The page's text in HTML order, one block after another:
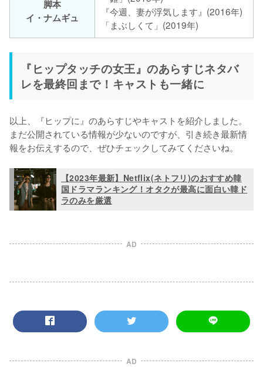
脚本
イ・ナムギュ
『今週、妻が浮気します』(2016年)
「まぶしくて」(2019年)
『ヒップタッチの女王』のあらすじネタバ
レを最終回まで！キャストも一緒に
以上、『ヒップに』のあらすじやキャストを紹介しました。
まだ公開されている情報が少ないのですが、引き続き最新情
報をお伝えするので、ぜひチェックしてみてくださいね。
【2023年最新】Netflix(ネトフリ)のおすすめ韓
国ドラマランキング！オタクが最高に面白い韓ド
ラのみを厳選
AD
AD